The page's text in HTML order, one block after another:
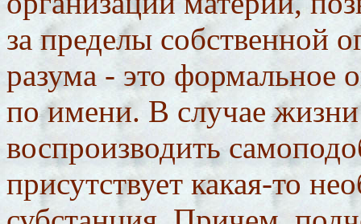
за пределы собственной
разума - это формальное
по имени. В случае
воспроизводить
присутствует какая-то